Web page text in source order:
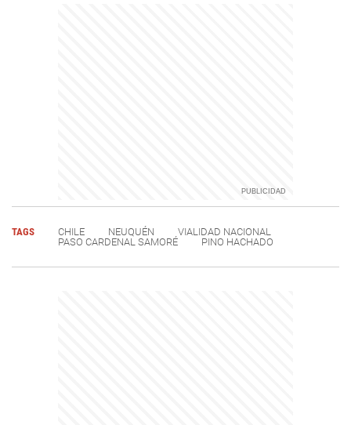
TAGS CHILE NEUQUÉN
VIALIDAD NACIONAL
PASO CARDENAL SAMORÉ
PINO HACHADO